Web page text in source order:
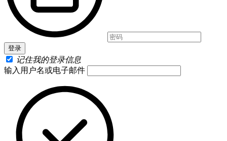
记住我的登录信息
输入用户名或电子邮件